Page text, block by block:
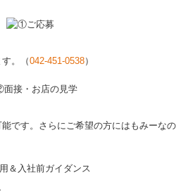
。（042-451-0538）
です。さらにご希望の方にはもみーなの